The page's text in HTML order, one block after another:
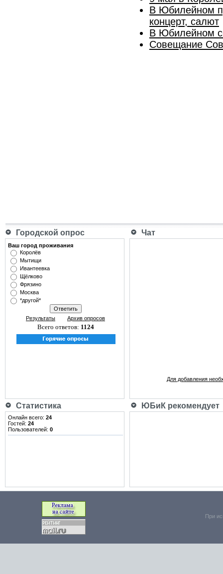
В Юбилейном
концерт, салют
В Юбилейном
Cовещание
Городской опрос Чат
Ваш город проживания
Королёв
Мытищи
Ивантеевка
Щёлково
Фрязино
Москва
*другой*
Результаты Архив опросов
Всего ответов: 1124
Для добавления
Статистика ЮБиК рекомендует
Онлайн всего: 24
Гостей: 24
Пользователей: 0
При